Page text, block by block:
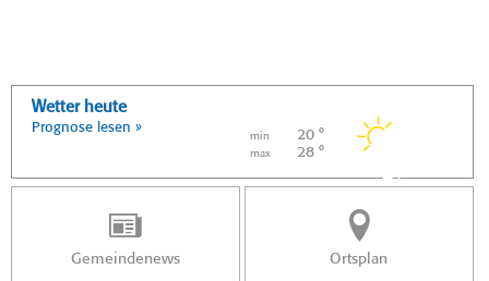
Wetter heute
Prognose lesen »
min 20 °
max 28 °
Gemeindenews Ortsplan